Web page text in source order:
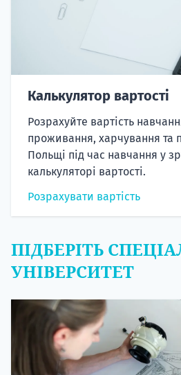
Калькулятор вартості
Розрахуйте вартість
проживання, харчування та
Польщі під час навчання у
калькуляторі вартості.
Розрахувати вартість
ПІДБЕРІТЬ
УНІВЕРСИТЕТ